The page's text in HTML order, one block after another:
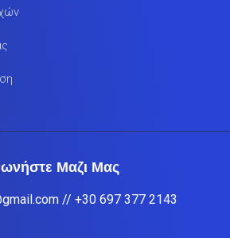
Μαζι Μας
// +30 697 377 2143